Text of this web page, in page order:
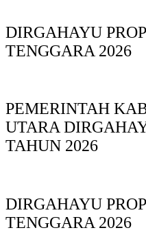
DIRGAHAYU
TENGGARA 2026
PEMERINTAH
UTARA
TAHUN 2026
DIRGAHAYU
TENGGARA 2026